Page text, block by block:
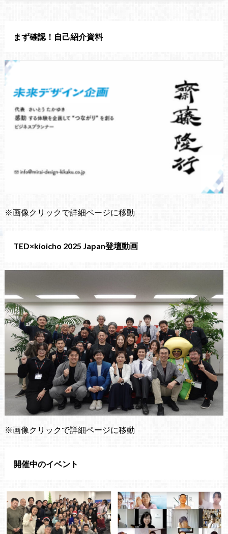
まず確認！自己紹介資料
※画像クリックで詳細ページに移動
TED×kioicho 2025 Japan登壇動画
※画像クリックで詳細ページに移動
開催中のイベント